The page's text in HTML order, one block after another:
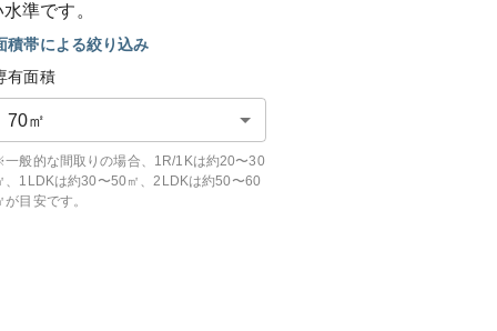
水準です。
積帯による絞り込み
有面積
70㎡
般的な間取りの場合、1R/1Kは約20〜30
、1LDKは約30〜50㎡、2LDKは約50〜60
が目安です。